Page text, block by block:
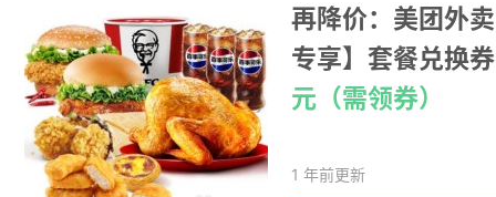
再降价：美团外
专享】套餐兑换券
元（需领券）
1 年前更新